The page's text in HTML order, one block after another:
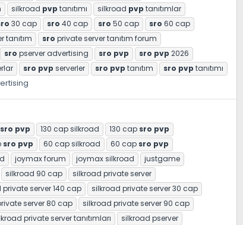
silkroad pvp tanıtımı silkroad pvp tanıtımlar
30 cap sro 40 cap sro 50 cap sro 60 cap
tanıtım sro private server tanıtım forum
sro pserver advertising sro pvp sro pvp 2026
sro pvp serverler sro pvp tanıtım sro pvp tanıtımı
sro pvp 130 cap silkroad 130 cap sro pvp
sro pvp 60 cap silkroad 60 cap sro pvp
joymax forum joymax silkroad
justgame
silkroad 90 cap
silkroad private server
server 140 cap
silkroad private server 30 cap
server 80 cap
silkroad private server 90 cap
private server tanıtımları
silkroad pserver